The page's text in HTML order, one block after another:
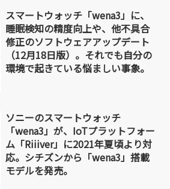
スマートウォッチ「wena3」に、
睡眠検知の精度向上や、他不具合
修正のソフトウェアアップデート
（12月18日版）。それでも自分の
環境で起きている悩ましい事象。
ソニーのスマートウォッチ
「wena3」が、IoTプラットフォー
ム「Riiiver」に2021年夏頃より対
応。シチズンから「wena3」搭載
モデルを発売。